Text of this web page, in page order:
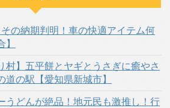
その納期判明！車の快適アイテム何
村】五平餅とヤギとうさぎに癒やさ
の駅【愛知県新城市】
うどんが絶品！地元民も激推し！行